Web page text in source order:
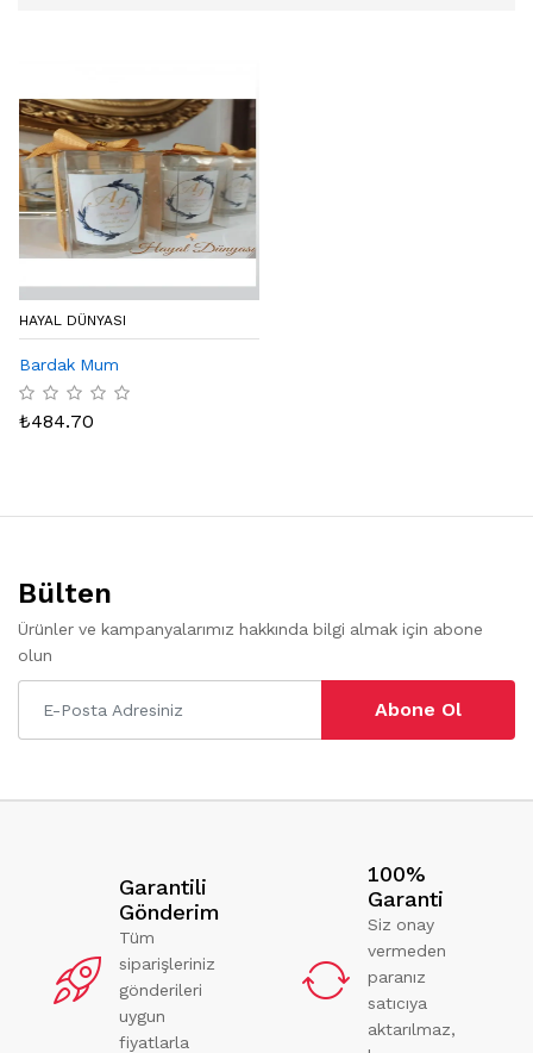
HAYAL DÜNYASI
Bardak Mum
₺484.70
Bülten
Ürünler ve kampanyalarımız hakkında bilgi almak için abone
olun
Abone Ol
Garantili
Gönderim
Tüm
siparişleriniz
gönderileri
uygun
fiyatlarla
100%
Garanti
Siz onay
vermeden
paranız
satıcıya
aktarılmaz,